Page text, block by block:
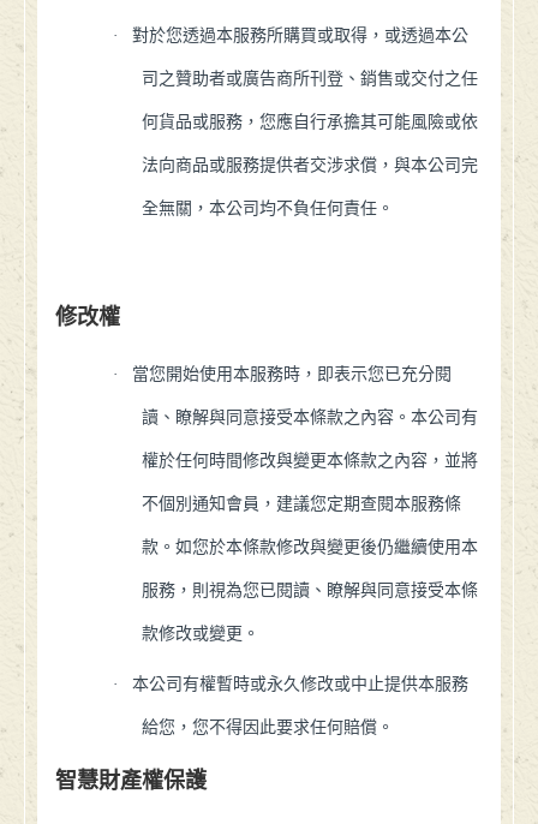
· 對於您透過本服務所購買或取得，或透過本公
司之贊助者或廣告商所刊登、銷售或交付之任
何貨品或服務，您應自行承擔其可能風險或依
法向商品或服務提供者交涉求償，與本公司完
全無關，本公司均不負任何責任。
修改權
· 當您開始使用本服務時，即表示您已充分閱
讀、瞭解與同意接受本條款之內容。本公司有
權於任何時間修改與變更本條款之內容，並將
不個別通知會員，建議您定期查閱本服務條
款。如您於本條款修改與變更後仍繼續使用本
服務，則視為您已閱讀、瞭解與同意接受本條
款修改或變更。
· 本公司有權暫時或永久修改或中止提供本服務
給您，您不得因此要求任何賠償。
智慧財產權保護